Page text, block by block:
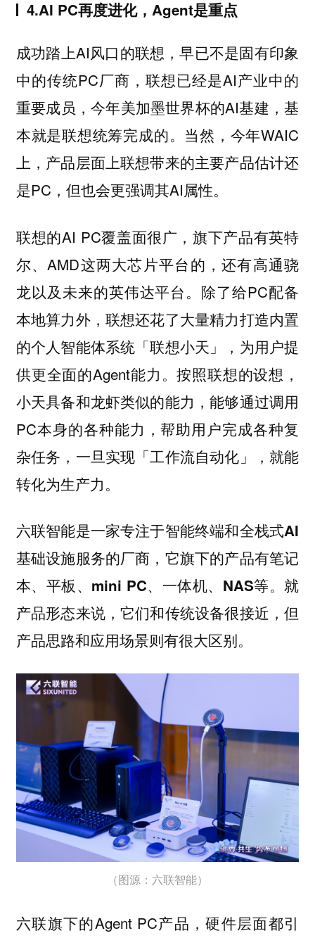
4.AI PC再度进化，Agent是重点
成功踏上AI风口的联想，早已不是固有印象
中的传统PC厂商，联想已经是AI产业中的
重要成员，今年美加墨世界杯的AI基建，基
本就是联想统筹完成的。当然，今年WAIC
上，产品层面上联想带来的主要产品估计还
是PC，但也会更强调其AI属性。
联想的AI PC覆盖面很广，旗下产品有英特
尔、AMD这两大芯片平台的，还有高通骁
龙以及未来的英伟达平台。除了给PC配备
本地算力外，联想还花了大量精力打造内置
的个人智能体系统「联想小天」，为用户提
供更全面的Agent能力。按照联想的设想，
小天具备和龙虾类似的能力，能够通过调用
PC本身的各种能力，帮助用户完成各种复
杂任务，一旦实现「工作流自动化」，就能
转化为生产力。
六联智能是一家专注于智能终端和全栈式AI
基础设施服务的厂商，它旗下的产品有笔记
本、平板、mini PC、一体机、NAS等。就
产品形态来说，它们和传统设备很接近，但
产品思路和应用场景则有很大区别。
（图源：六联智能）
六联旗下的Agent PC产品，硬件层面都引